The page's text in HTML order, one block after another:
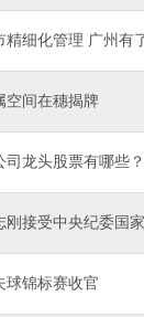
细化管理 广州有
空间在穗揭牌
龙头股票有哪些？
刚接受中央纪委国
球锦标赛收官